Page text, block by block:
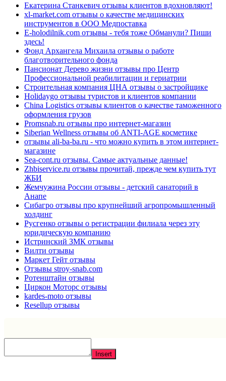
Екатерина Станкевич отзывы клиентов вдохновляют!
xl-market.com отзывы о качестве медицинских
инструментов в ООО Медпоставка
E-holodilnik.com отзывы - тебя тоже Обманули? Пиши
здесь!
Фонд Архангела Михаила отзывы о работе
благотворительного фонда
Пансионат Дерево жизни отзывы про Центр
Профессиональной реабилитации и гериатрии
Строительная компания ЦНА отзывы о застройщике
Holidaygo отзывы туристов и клиентов компании
China Logistics отзывы клиентов о качестве таможенного
оформления грузов
Promsnab.ru отзывы про интернет-магазин
Siberian Wellness отзывы об ANTI-AGE косметике
отзывы ali-ba-ba.ru - что можно купить в этом интернет-
магазине
Sea-cont.ru отзывы. Самые актуальные данные!
Zhbiservice.ru отзывы прочитай, прежде чем купить тут
ЖБИ
Жемчужина России отзывы - детский санаторий в
Анапе
Сибагро отзывы про крупнейший агропромышленный
холдинг
Русгенко отзывы о регистрации филиала через эту
юридическую компанию
Истринский ЗМК отзывы
Вилти отзывы
Маркет Гейт отзывы
Отзывы stroy-snab.com
Ротенштайн отзывы
Циркон Моторс отзывы
kardes-moto отзывы
Resellup отзывы
Insert